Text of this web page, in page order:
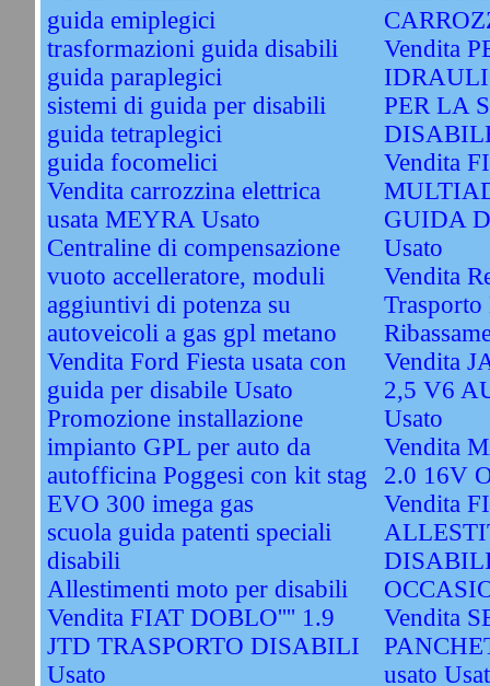
guida emiplegici
trasformazioni guida disabili
guida paraplegici
sistemi di guida per disabili
guida tetraplegici
guida focomelici
Vendita carrozzina elettrica
usata MEYRA Usato
Centraline di compensazione
vuoto accelleratore, moduli
aggiuntivi di potenza su
autoveicoli a gas gpl metano
Vendita Ford Fiesta usata con
guida per disabile Usato
Promozione installazione
impianto GPL per auto da
autofficina Poggesi con kit stag
EVO 300 imega gas
scuola guida patenti speciali
disabili
Allestimenti moto per disabili
Vendita FIAT DOBLO'''' 1.9
JTD TRASPORTO DISABILI
Usato
Vendita
PER LA
Vendita
GUIDA
Usato
Vendita
Vendita
2,5 V6
Usato
Vendita
2.0 16V
Vendita
Vendita
usato